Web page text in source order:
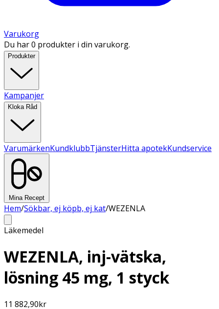
Varukorg
Du har 0 produkter i din varukorg.
Produkter
Kampanjer
Kloka Råd
VarumärkenKundklubbTjänsterHitta apotekKundservice
Mina Recept
Hem/Sökbar, ej köpb, ej kat/WEZENLA
Läkemedel
WEZENLA, inj-vätska,
lösning 45 mg, 1 styck
11 882,90kr